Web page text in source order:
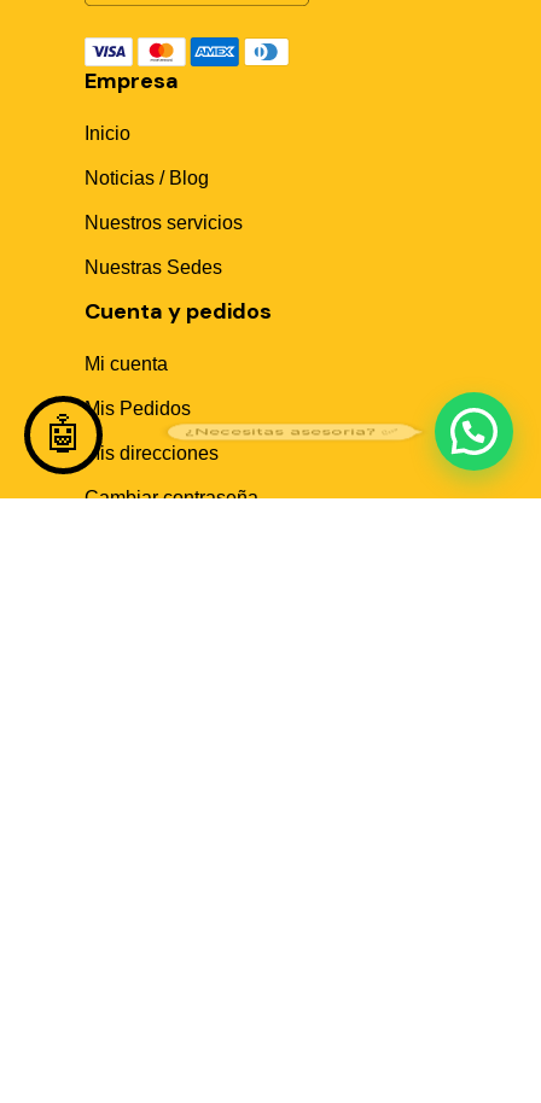
Empresa
Inicio
Noticias / Blog
Nuestros servicios
Nuestras Sedes
Cuenta y pedidos
Mi cuenta
Mis Pedidos
Mis direcciones
Cambiar contraseña
🤖
🤖
Hola! Soy Sika Center AI👋
algún producto?
¿Necesitas asesoria? ✅